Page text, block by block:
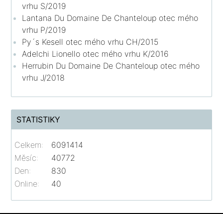
vrhu S/2019
Lantana Du Domaine De Chanteloup otec mého
vrhu P/2019
Py´s Kesell otec mého vrhu CH/2015
Adelchi Lionello otec mého vrhu K/2016
Herrubin Du Domaine De Chanteloup otec mého
vrhu J/2018
STATISTIKY
Online: 40
Celkem:
6091414
Měsíc:
40772
Den:
830